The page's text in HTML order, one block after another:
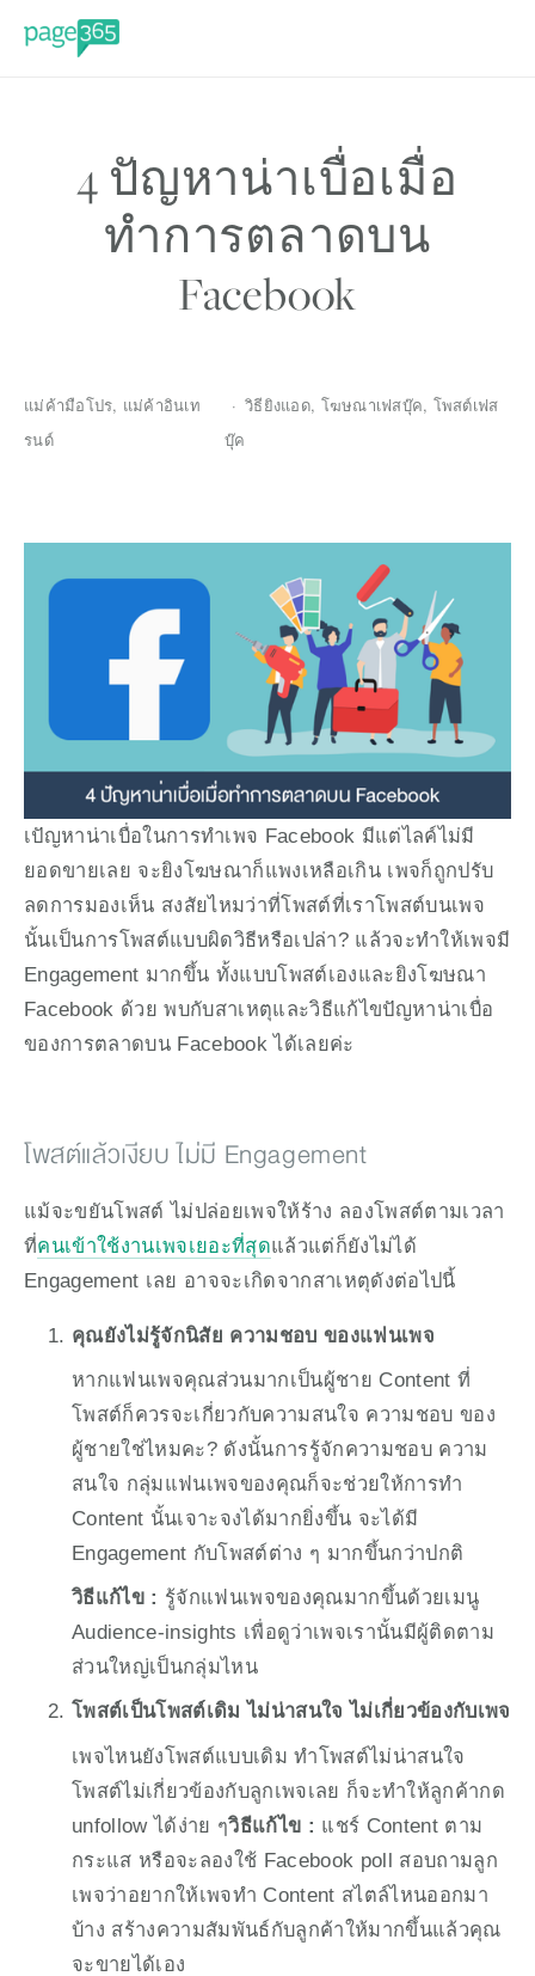
4 ปัญหาน่าเบื่อเมื่อ
ทำการตลาดบน
Facebook
เปัญหาน่าเบื่อในการทำเพจ Facebook มีแต่ไลค์ไม่มี
ยอดขายเลย จะยิงโฆษณาก็แพงเหลือเกิน เพจก็ถูกปรับ
ลดการมองเห็น สงสัยไหมว่าที่โพสต์ที่เราโพสต์บนเพจ
นั้นเป็นการโพสต์แบบผิดวิธีหรือเปล่า? แล้วจะทำให้เพจมี
Engagement มากขึ้น ทั้งแบบโพสต์เองและยิงโฆษณา
Facebook ด้วย พบกับสาเหตุและวิธีแก้ไขปัญหาน่าเบื่อ
ของการตลาดบน Facebook ได้เลยค่ะ
โพสต์แล้วเงียบ ไม่มี Engagement
แม้จะขยันโพสต์ ไม่ปล่อยเพจให้ร้าง ลองโพสต์ตามเวลา
ที่คนเข้าใช้งานเพจเยอะที่สุดแล้วแต่ก็ยังไม่ได้
Engagement เลย อาจจะเกิดจากสาเหตุดังต่อไปนี้
คุณยังไม่รู้จักนิสัย ความชอบ ของแฟนเพจ
หากแฟนเพจคุณส่วนมากเป็นผู้ชาย Content ที่
โพสต์ก็ควรจะเกี่ยวกับความสนใจ ความชอบ ของ
ผู้ชายใช่ไหมคะ? ดังนั้นการรู้จักความชอบ ความ
สนใจ กลุ่มแฟนเพจของคุณก็จะช่วยให้การทำ
Content นั้นเจาะจงได้มากยิ่งขึ้น จะได้มี
Engagement กับโพสต์ต่าง ๆ มากขึ้นกว่าปกติ
วิธีแก้ไข : รู้จักแฟนเพจของคุณมากขึ้นด้วยเมนู
Audience-insights เพื่อดูว่าเพจเรานั้นมีผู้ติดตาม
ส่วนใหญ่เป็นกลุ่มไหน
โพสต์เป็นโพสต์เดิม ไม่น่าสนใจ ไม่เกี่ยวข้องกับเพจ
เพจไหนยังโพสต์แบบเดิม ทำโพสต์ไม่น่าสนใจ
โพสต์ไม่เกี่ยวข้องกับลูกเพจเลย ก็จะทำให้ลูกค้ากด
unfollow ได้ง่าย ๆวิธีแก้ไข : แชร์ Content ตาม
กระแส หรือจะลองใช้ Facebook poll สอบถามลูก
เพจว่าอยากให้เพจทำ Content สไตล์ไหนออกมา
บ้าง สร้างความสัมพันธ์กับลูกค้าให้มากขึ้นแล้วคุณ
จะขายได้เอง
แม่ค้ามือโปร, แม่ค้าอินเท
รนด์
วิธียิงแอด, โฆษณาเฟสบุ๊ค, โพสต์เฟส
บุ๊ค